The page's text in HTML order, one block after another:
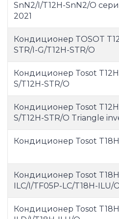
SnN2/I/T12H-SnN2/O
2021
Кондиционер TOSOT
STR/I-G/T12H-STR/O
Кондиционер Tosot
S/T12H-STR/O
Кондиционер Tosot
S/T12H-STR/O Triangle
Кондиционер Tosot
Кондиционер Tosot
ILC/I/TF05P-LC/T18H-ILU/
Кондиционер Tosot